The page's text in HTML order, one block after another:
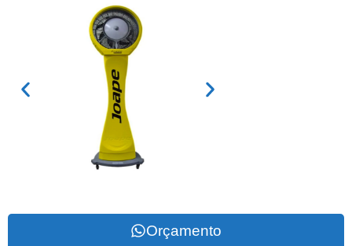
Orçamento